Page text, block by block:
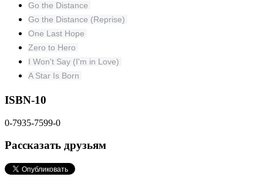
Go the Distance
Go the Distance (Reprise)
One Last Hope
Zero to Hero
I Won't Say (I'm in Love)
A Star Is Born
ISBN-10
0-7935-7599-0
Рассказать друзьям